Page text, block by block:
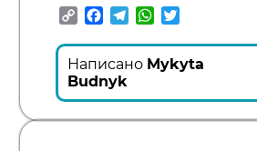
CopyFacebook
TelegramWhatsApp
Написано Mykyta
Budnyk